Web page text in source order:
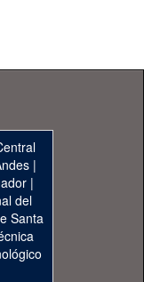
|
|
del
Santa